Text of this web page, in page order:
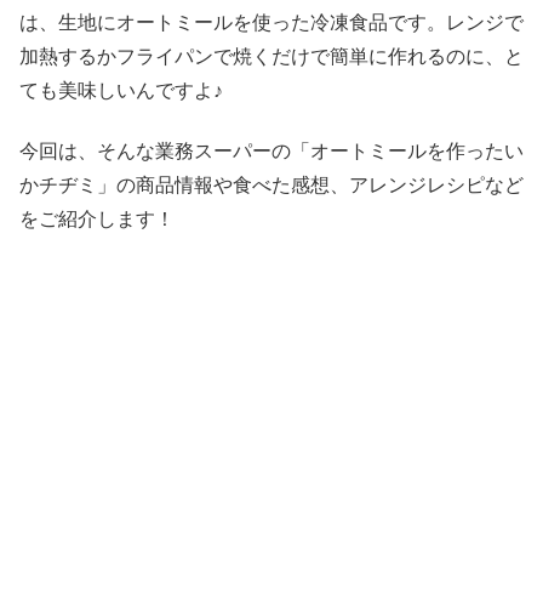
は、生地にオートミールを使った冷凍食品です。レンジで
加熱するかフライパンで焼くだけで簡単に作れるのに、と
ても美味しいんですよ♪
今回は、そんな業務スーパーの「オートミールを作ったい
かチヂミ」の商品情報や食べた感想、アレンジレシピなど
をご紹介します！